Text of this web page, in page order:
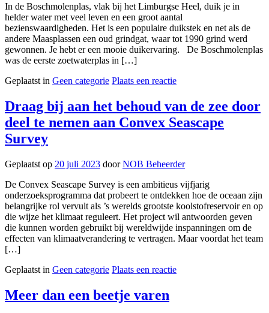
In de Boschmolenplas, vlak bij het Limburgse Heel, duik je in
helder water met veel leven en een groot aantal
bezienswaardigheden. Het is een populaire duikstek en net als de
andere Maasplassen een oud grindgat, waar tot 1990 grind werd
gewonnen. Je hebt er een mooie duikervaring. De Boschmolenplas
was de eerste zoetwaterplas in […]
Geplaatst in Geen categorie Plaats een reactie
Draag bij aan het behoud van de zee door
deel te nemen aan Convex Seascape
Survey
Geplaatst op 20 juli 2023 doorNOB Beheerder
De Convex Seascape Survey is een ambitieus vijfjarig
onderzoeksprogramma dat probeert te ontdekken hoe de oceaan zijn
belangrijke rol vervult als ’s werelds grootste koolstofreservoir en op
die wijze het klimaat reguleert. Het project wil antwoorden geven
die kunnen worden gebruikt bij wereldwijde inspanningen om de
effecten van klimaatverandering te vertragen. Maar voordat het team
[…]
Geplaatst in Geen categorie Plaats een reactie
Meer dan een beetje varen